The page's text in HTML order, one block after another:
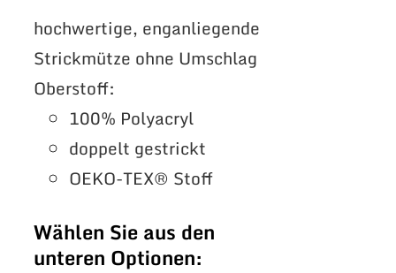
hochwertige, enganliegende
Strickmütze ohne Umschlag
Oberstoff:
100% Polyacryl
doppelt gestrickt
OEKO-TEX® Stoff
Wählen Sie aus den
unteren Optionen: